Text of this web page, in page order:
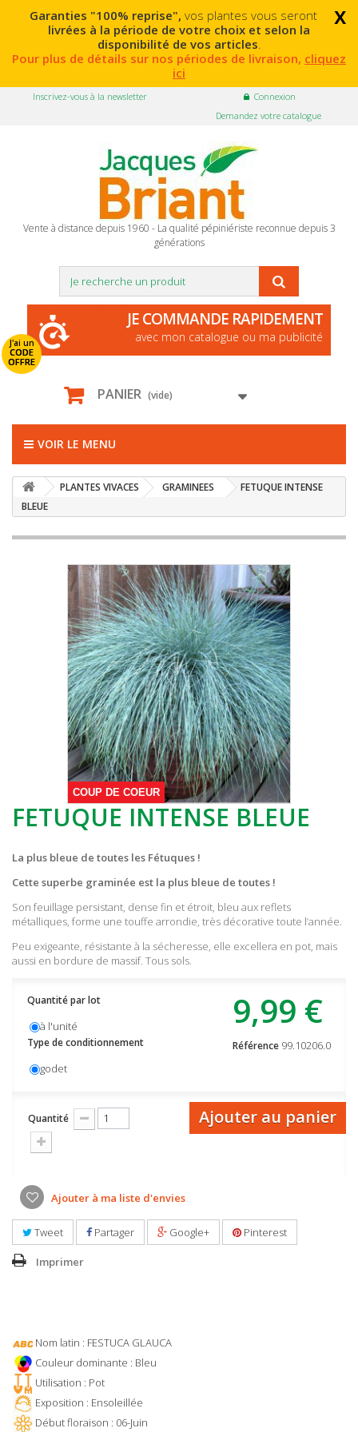
x
Garanties "100% reprise", vos plantes vous seront
livrées à la période de votre choix et selon la
disponibilité de vos articles.
Pour plus de détails sur nos périodes de livraison, cliquez
ici
Connexion
Inscrivez-vous à la newsletter
Demandez votre catalogue
Vente à distance depuis 1960 - La qualité pépiniériste reconnue depuis 3
générations
J'ai un
CODE
OFFRE
JE COMMANDE RAPIDEMENT
avec mon catalogue ou ma publicité
PANIER (vide)
VOIR LE MENU
PLANTES VIVACES GRAMINEES
FETUQUE INTENSE
BLEUE
COUP DE COEUR
FETUQUE INTENSE BLEUE
La plus bleue de toutes les Fétuques !
Cette superbe graminée est la plus bleue de toutes !
Son feuillage persistant, dense fin et étroit, bleu aux reflets
métalliques, forme une touffe arrondie, très décorative toute l’année.
Peu exigeante, résistante à la sécheresse, elle excellera en pot, mais
aussi en bordure de massif. Tous sols.
9,99 €
Référence 99.10206.0
Quantité par lot
à l'unité
Type de conditionnement
godet
Quantité Ajouter au panier
Ajouter à ma liste d'envies
Tweet Partager Google+ Pinterest
Imprimer
Nom latin : FESTUCA GLAUCA
Couleur dominante : Bleu
Utilisation : Pot
Exposition : Ensoleillée
Début floraison : 06-Juin